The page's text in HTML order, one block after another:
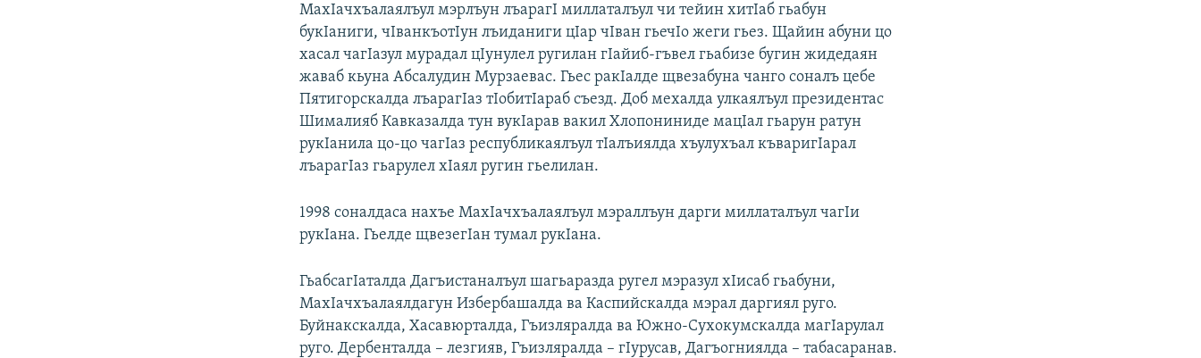
МахIачхъалаялъул мэрлъун лъарагI миллаталъул чи тейин хитIаб гьабун
букIаниги, чIванкъотIун лъиданиги цIар чIван гьечIо жеги гьез. Щайин абуни цо
хасал чагIазул мурадал цIунулел ругилан гIайиб-гъвел гьабизе бугин жидедаян
жаваб кьуна Абсалудин Мурзаевас. Гьес ракIалде щвезабуна чанго соналъ цебе
Пятигорскалда лъарагIаз тIобитIараб съезд. Доб мехалда улкаялъул президентас
Шималияб Кавказалда тун вукIарав вакил Хлопониниде мацIал гьарун ратун
рукIанила цо-цо чагIаз республикаялъул тIалъиялда хъулухъал къваригIарал
лъарагIаз гьарулел хIаял ругин гьелилан.
1998 соналдаса нахъе МахIачхъалаялъул мэраллъун дарги миллаталъул чагIи
рукIана. Гьелде щвезегIан тумал рукIана.
ГьабсагIаталда Дагъистаналъул шагьаразда ругел мэразул хIисаб гьабуни,
МахIачхъалаялдагун Избербашалда ва Каспийскалда мэрал даргиял руго.
Буйнакскалда, Хасавюрталда, Гъизляралда ва Южно-Сухокумскалда магIарулал
руго. Дербенталда – лезгияв, Гъизляралда – гIурусав, Дагъогниялда – табасаранав.